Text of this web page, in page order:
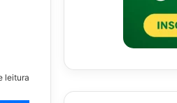
leitura